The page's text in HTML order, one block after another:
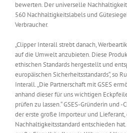
Jobshop
nach:
bewerten. Der universelle
560 Nachhaltigkeitslabels und
Verbraucher.
„Clipper Interall strebt danach,
auf die Umwelt anzubieten. Diese
ethischen Standards hergestellt und
europäischen Sicherheitsstandards“, so
Interall. „Die Partnerschaft mit GSES
anhand dieser für uns wichtigen
prüfen zu lassen.“ GSES-Gründerin und
der erste große Importeur und Lieferant,
Nachhaltigkeitsstandard entschieden